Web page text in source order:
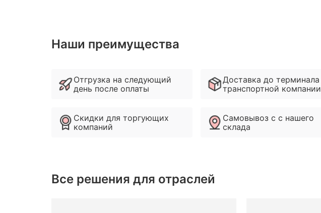
Наши преимущества
Отгрузка на следующий
день после оплаты
Скидки для торгующих
компаний
Доставка до терминала
транспортной компании
Самовывоз с с нашего
склада
Все решения для отраслей